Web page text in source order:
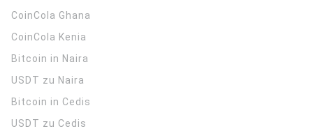
CoinCola Ghana
CoinCola Kenia
Bitcoin in Naira
USDT zu Naira
Bitcoin in Cedis
USDT zu Cedis